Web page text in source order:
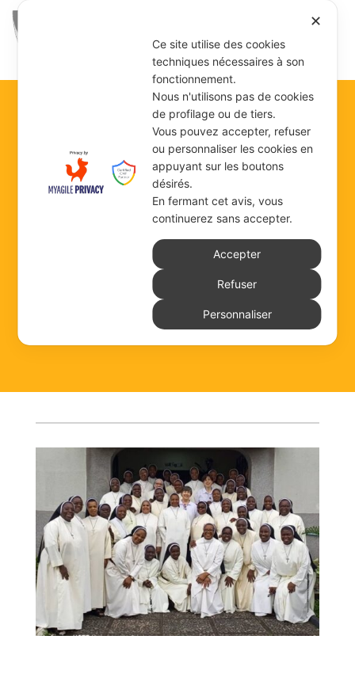
DÉLÉGATION DU
NIGÉRIA
“OUR LADY SEAT OF
WISDOM”
✕
Ce site utilise des cookies
techniques nécessaires à son
fonctionnement.
Nous n'utilisons pas de cookies
de profilage ou de tiers.
Vous pouvez accepter, refuser
ou personnaliser les cookies en
appuyant sur les boutons
désirés.
En fermant cet avis, vous
continuerez sans accepter.
Accepter
Refuser
Personnaliser